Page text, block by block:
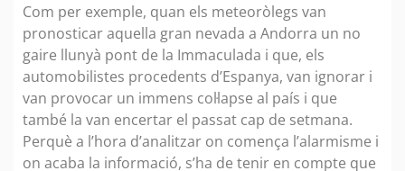
Com per exemple, quan els meteoròlegs van
pronosticar aquella gran nevada a Andorra un no
gaire llunyà pont de la Immaculada i que, els
automobilistes procedents d’Espanya, van ignorar i
van provocar un immens col·lapse al país i que
també la van encertar el passat cap de setmana.
Perquè a l’hora d’analitzar on comença l’alarmisme i
on acaba la informació, s’ha de tenir en compte que